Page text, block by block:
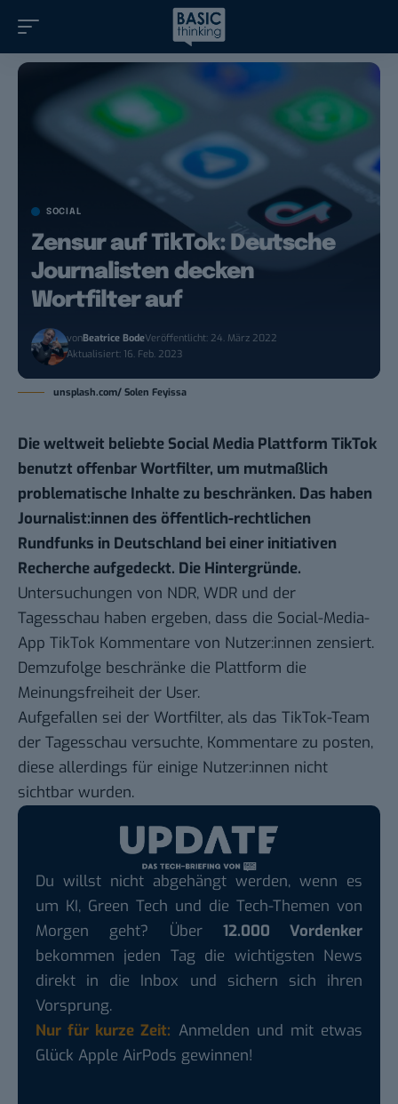
SOCIAL
Zensur auf TikTok: Deutsche
Journalisten decken
Wortfilter auf
vonBeatrice BodeVeröffentlicht: 24. März 2022
Aktualisiert: 16. Feb. 2023
unsplash.com/ Solen Feyissa
Die weltweit beliebte Social Media Plattform TikTok
benutzt offenbar Wortfilter, um mutmaßlich
problematische Inhalte zu beschränken. Das haben
Journalist:innen des öffentlich-rechtlichen
Rundfunks in Deutschland bei einer initiativen
Recherche aufgedeckt. Die Hintergründe.
Untersuchungen von NDR, WDR und der
Tagesschau haben ergeben, dass die Social-Media-
App TikTok Kommentare von Nutzer:innen zensiert.
Demzufolge beschränke die Plattform die
Meinungsfreiheit der User.
Aufgefallen sei der Wortfilter, als das TikTok-Team
der Tagesschau versuchte, Kommentare zu posten,
diese allerdings für einige Nutzer:innen nicht
sichtbar wurden.
Du willst nicht abgehängt werden, wenn es
um KI, Green Tech und die Tech-Themen von
Morgen geht? Über 12.000 Vordenker
bekommen jeden Tag die wichtigsten News
direkt in die Inbox und sichern sich ihren
Vorsprung.
Nur für kurze Zeit: Anmelden und mit etwas
Glück Apple AirPods gewinnen!